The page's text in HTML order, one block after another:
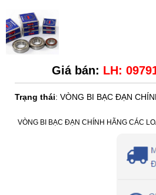
Giá bán: LH:
Trạng thái: VÒNG BI BẠC ĐẠN
VÒNG BI BẠC ĐẠN CHÍNH HÃNG CÁC